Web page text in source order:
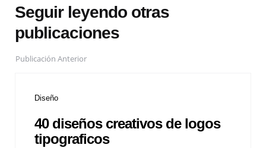
Seguir leyendo otras
publicaciones
Publicación Anterior
Diseño
40 diseños creativos de logos
tipograficos